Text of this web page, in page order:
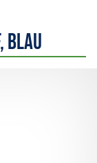
blau